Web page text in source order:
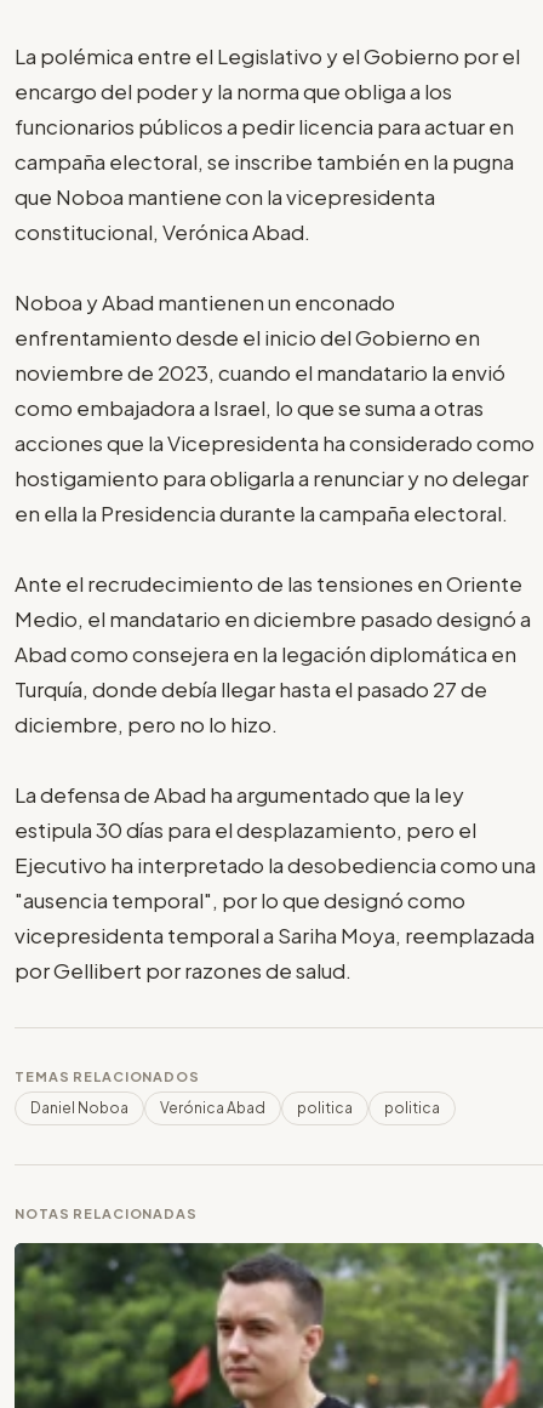
La polémica entre el Legislativo y el Gobierno por el
encargo del poder y la norma que obliga a los
funcionarios públicos a pedir licencia para actuar en
campaña electoral, se inscribe también en la pugna
que Noboa mantiene con la vicepresidenta
constitucional, Verónica Abad.
Noboa y Abad mantienen un enconado
enfrentamiento desde el inicio del Gobierno en
noviembre de 2023, cuando el mandatario la envió
como embajadora a Israel, lo que se suma a otras
acciones que la Vicepresidenta ha considerado como
hostigamiento para obligarla a renunciar y no delegar
en ella la Presidencia durante la campaña electoral.
Ante el recrudecimiento de las tensiones en Oriente
Medio, el mandatario en diciembre pasado designó a
Abad como consejera en la legación diplomática en
Turquía, donde debía llegar hasta el pasado 27 de
diciembre, pero no lo hizo.
La defensa de Abad ha argumentado que la ley
estipula 30 días para el desplazamiento, pero el
Ejecutivo ha interpretado la desobediencia como una
"ausencia temporal", por lo que designó como
vicepresidenta temporal a Sariha Moya, reemplazada
por Gellibert por razones de salud.
TEMAS RELACIONADOS
Daniel Noboa Verónica Abad politica politica
NOTAS RELACIONADAS